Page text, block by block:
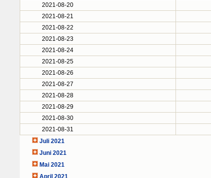
2021-08-20
2021-08-21
2021-08-22
2021-08-23
2021-08-24
2021-08-25
2021-08-26
2021-08-27
2021-08-28
2021-08-29
2021-08-30
2021-08-31
Juli 2021
Juni 2021
Mai 2021
April 2021